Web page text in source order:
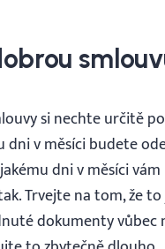
si nechte určitě
v měsíci budete
dni v měsíci
Trvejte na tom, že
dokumenty